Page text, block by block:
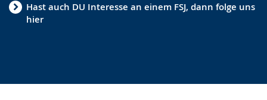
Hast auch DU Interesse an einem FSJ, dann folge uns
hier